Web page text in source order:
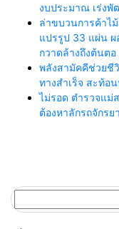
งบประมาณ เร่ง
ล่าขบวนการค้าไ
แปรรูป 33 แผ่น ผ
กวาดล้างถึงต้นต
พลังสามัคคีช่วยชี
ทางสำเร็จ สะท้อ
ไม่รอด ตำรวจแม่
ต้องหาลักรถจักร
สำหรับ: